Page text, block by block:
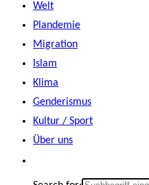
Welt
Plandemie
Migration
Islam
Klima
Genderismus
Kultur / Sport
Über uns